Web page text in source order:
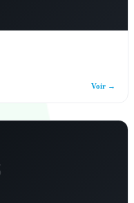
Voir →